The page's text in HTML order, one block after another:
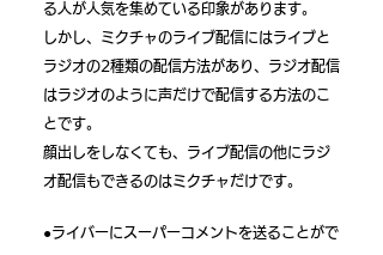
る人が人気を集めている印象があります。
​しかし、ミクチャのライブ配信にはライブと
ラジオの2種類の配信方法があり、ラジオ配信
はラジオのように声だけで配信する方法のこ
とです。
​顔出しをしなくても、ライブ配信の他にラジ
オ配信もできるのはミクチャだけです。
●ライバーにスーパーコメントを送ることがで